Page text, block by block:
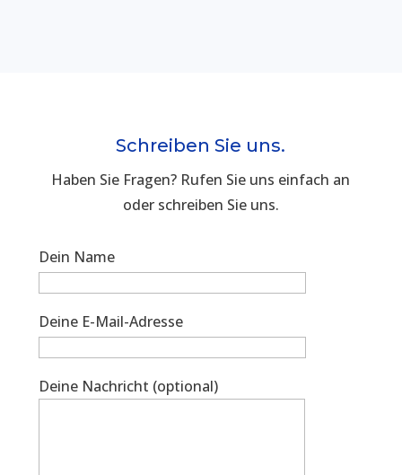
Schreiben Sie uns.
Haben Sie Fragen? Rufen Sie uns einfach an
oder schreiben Sie uns.
Dein Name
Deine E-Mail-Adresse
Deine Nachricht (optional)